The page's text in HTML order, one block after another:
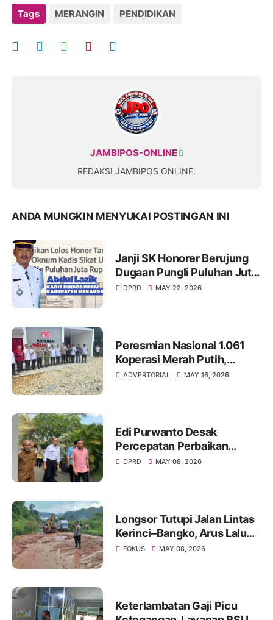
Tags MERANGIN PENDIDIKAN
JAMBIPOS-ONLINE
REDAKSI JAMBIPOS ONLINE.
ANDA MUNGKIN MENYUKAI POSTINGAN INI
Janji SK Honorer Berujung
Dugaan Pungli Puluhan Juta,
Nama Eks Kadis Damkar
DPRD MAY 22, 2026
Peresmian Nasional 1.061
Koperasi Merah Putih,
Pemkab Merangin Perkuat
ADVERTORIAL MAY 16, 2026
Edi Purwanto Desak
Percepatan Perbaikan
Infrastruktur Jambi, Tujuh
DPRD MAY 08, 2026
Longsor Tutupi Jalan Lintas
Kerinci–Bangko, Arus Lalu
Lintas Diberlakukan Buka
FOKUS MAY 08, 2026
Keterlambatan Gaji Picu